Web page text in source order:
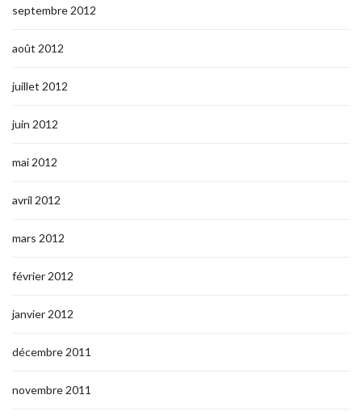
septembre 2012
août 2012
juillet 2012
juin 2012
mai 2012
avril 2012
mars 2012
février 2012
janvier 2012
décembre 2011
novembre 2011